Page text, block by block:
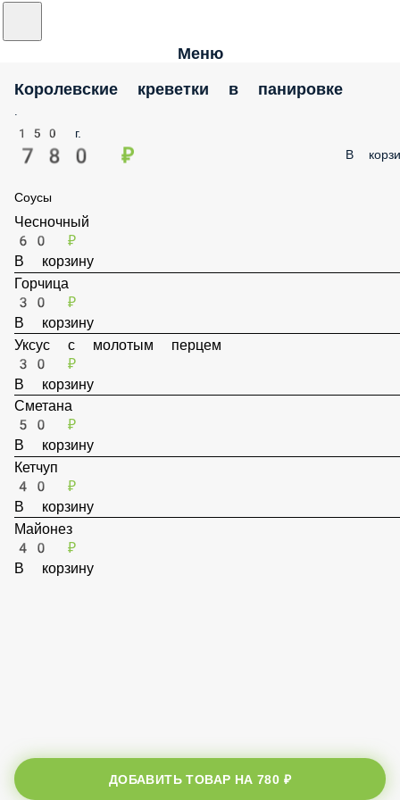
Меню
Королевские креветки в панировке
.
150 г.
780 ₽ В
Соусы
Чесночный
60 ₽
В корзину
Горчица
30 ₽
В корзину
Уксус с молотым перцем
30 ₽
В корзину
Сметана
50 ₽
В корзину
Кетчуп
40 ₽
В корзину
ДОБАВИТЬ ТОВАР НА780 ₽